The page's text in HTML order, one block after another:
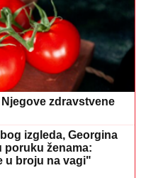
zdravstvene
izgleda, Georgina
poruku ženama:
u broju na vagi"